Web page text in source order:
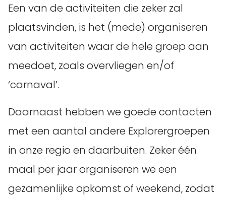
Een van de activiteiten die zeker zal
plaatsvinden, is het (mede) organiseren
van activiteiten waar de hele groep aan
meedoet, zoals overvliegen en/of
‘carnaval’.
Daarnaast hebben we goede contacten
met een aantal andere Explorergroepen
in onze regio en daarbuiten. Zeker één
maal per jaar organiseren we een
gezamenlijke opkomst of weekend, zodat